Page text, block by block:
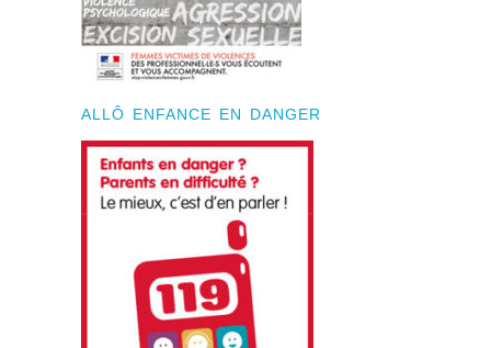
ALLÔ ENFANCE EN DANGER